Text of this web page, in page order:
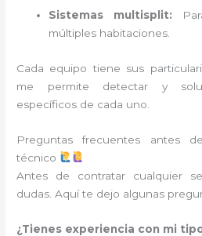
Sistemas multisplit:
múltiples habitaciones.
Cada equipo tiene sus
me permite detectar y
específicos de cada uno.
Preguntas frecuentes antes
técnico
Antes de contratar cualquier
dudas. Aquí te dejo algunas
¿Tienes experiencia con mi